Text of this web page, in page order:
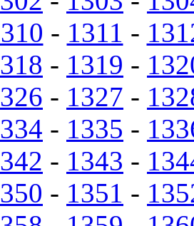
- 1311 -
- 1319 -
- 1327 -
- 1335 -
- 1343 -
- 1351 -